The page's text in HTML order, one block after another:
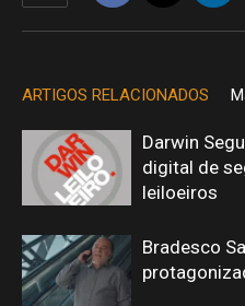
ARTIGOS RELACIONADOS
Darwin
digital de
leiloeiros
Bradesco